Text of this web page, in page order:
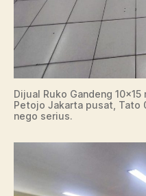
Dijual Ruko Gandeng
Petojo Jakarta pusat, Tato
nego serius.